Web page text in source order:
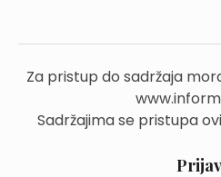
Za pristup do sadržaja
Sadržajima se pristupa